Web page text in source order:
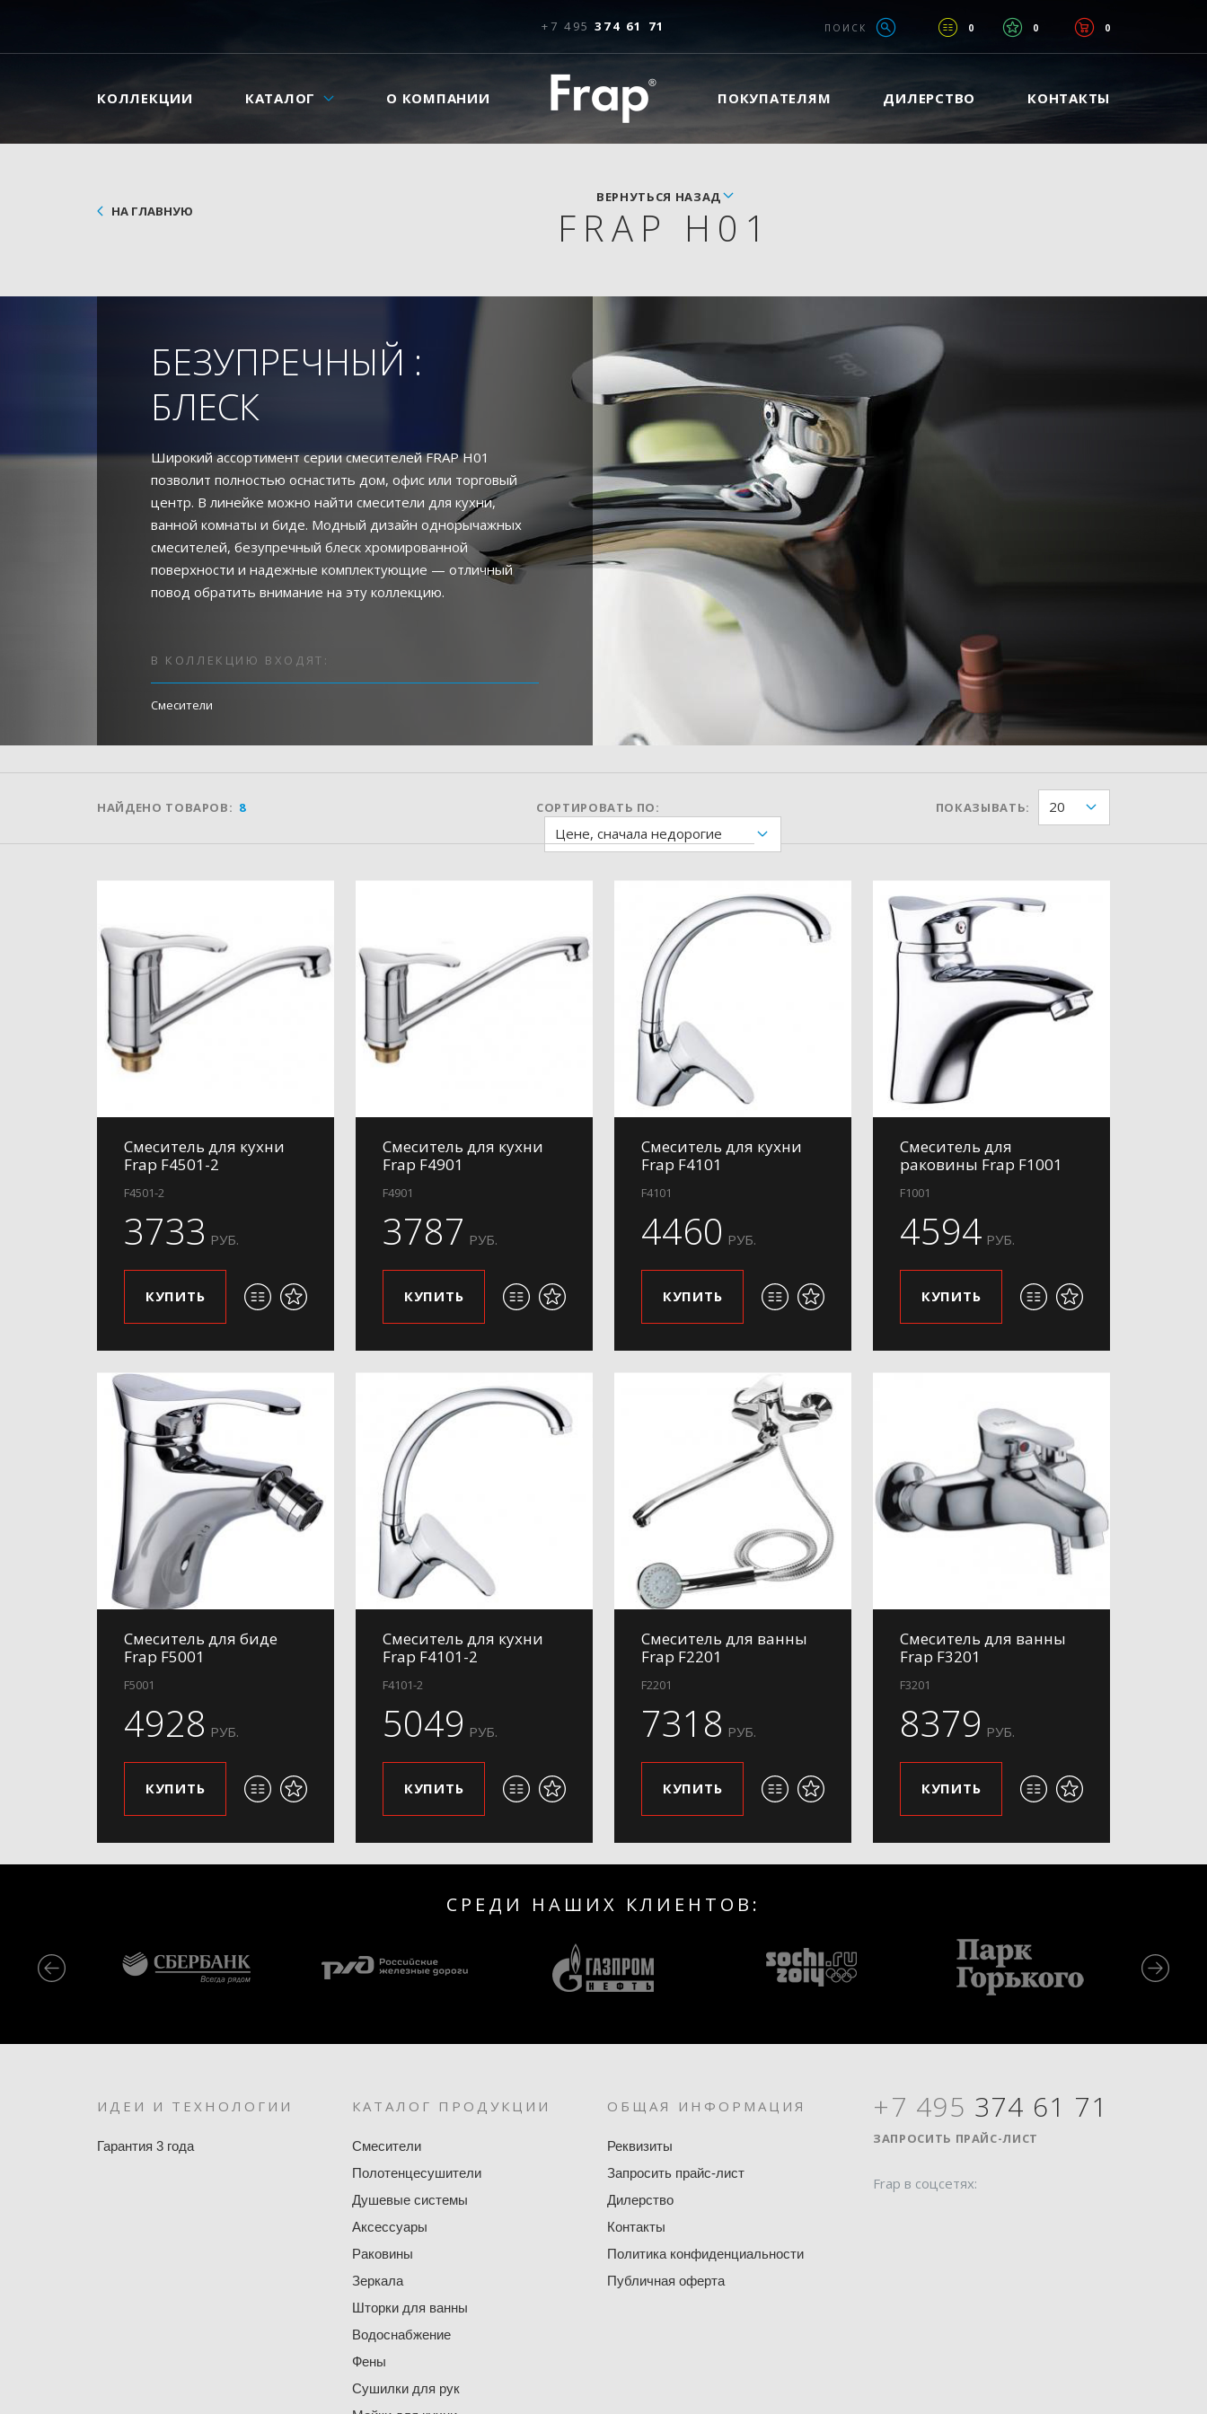
+7 495 374 61 71 0 0 0
ПОИСК
КОЛЛЕКЦИИ КАТАЛОГ О КОМПАНИИ ПОКУПАТЕЛЯМ ДИЛЕРСТВО КОНТАКТЫ
НА ГЛАВНУЮ
ВЕРНУТЬСЯ НАЗАД
FRAP H01
БЕЗУПРЕЧНЫЙ :
БЛЕСК
Широкий ассортимент серии смесителей FRAP H01
позволит полностью оснастить дом, офис или торговый
центр. В линейке можно найти смесители для кухни,
ванной комнаты и биде. Модный дизайн однорычажных
смесителей, безупречный блеск хромированной
поверхности и надежные комплектующие — отличный
повод обратить внимание на эту коллекцию.
В КОЛЛЕКЦИЮ ВХОДЯТ:
Смесители
НАЙДЕНО ТОВАРОВ: 8 СОРТИРОВАТЬ ПО:
Цене, сначала недорогие
ПОКАЗЫВАТЬ: 20
Смеситель для кухни
Frap F4501-2
F4501-2
3733 РУБ.
КУПИТЬ
Смеситель для кухни
Frap F4901
F4901
3787 РУБ.
КУПИТЬ
Смеситель для кухни
Frap F4101
F4101
4460 РУБ.
КУПИТЬ
Смеситель для
раковины Frap F1001
F1001
4594 РУБ.
КУПИТЬ
Смеситель для биде
Frap F5001
F5001
4928 РУБ.
КУПИТЬ
Смеситель для кухни
Frap F4101-2
F4101-2
5049 РУБ.
КУПИТЬ
Смеситель для ванны
Frap F2201
F2201
7318 РУБ.
КУПИТЬ
Смеситель для ванны
Frap F3201
F3201
8379 РУБ.
КУПИТЬ
СРЕДИ НАШИХ КЛИЕНТОВ:
ИДЕИ И ТЕХНОЛОГИИ
Гарантия 3 года
КАТАЛОГ ПРОДУКЦИИ
Смесители
Полотенцесушители
Душевые системы
Аксессуары
Раковины
Зеркала
Шторки для ванны
Водоснабжение
Фены
Сушилки для рук
ОБЩАЯ ИНФОРМАЦИЯ
Реквизиты
Запросить прайс-лист
Дилерство
Контакты
Политика конфиденциальности
Публичная оферта
+7 495 374 61 71
ЗАПРОСИТЬ ПРАЙС-ЛИСТ
Frap в соцсетях: